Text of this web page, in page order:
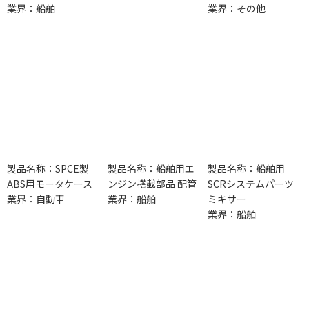
業界：船舶
業界：その他
製品名称：SPCE製
ABS用モータケース
業界：自動車
製品名称：船舶用エ
ンジン搭載部品 配管
業界：船舶
製品名称：船舶用
SCRシステムパーツ
ミキサー
業界：船舶